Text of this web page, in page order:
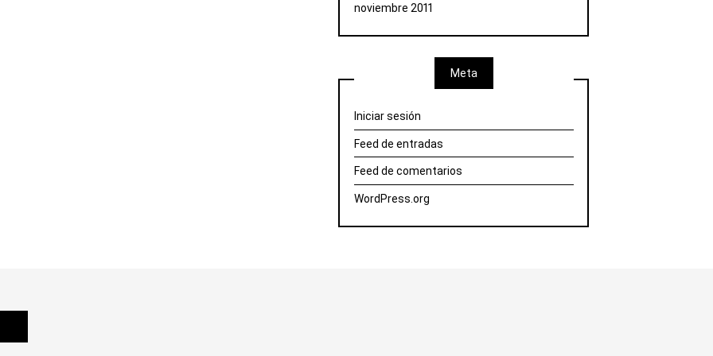
noviembre 2011
Meta
Iniciar sesión
Feed de entradas
Feed de comentarios
WordPress.org